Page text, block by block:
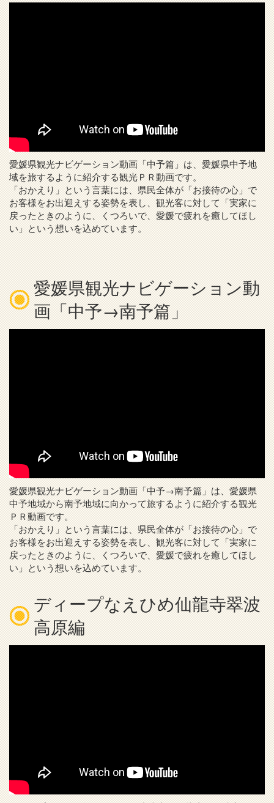
愛媛県観光ナビゲーション動画「中予篇」は、愛媛県中予地
域を旅するように紹介する観光ＰＲ動画です。
「おかえり」という言葉には、県民全体が「お接待の心」で
お客様をお出迎えする姿勢を表し、観光客に対して「実家に
戻ったときのように、くつろいで、愛媛で疲れを癒してほし
い」という想いを込めています。
愛媛県観光ナビゲーション動
画「中予→南予篇」
愛媛県観光ナビゲーション動画「中予→南予篇」は、愛媛県
中予地域から南予地域に向かって旅するように紹介する観光
ＰＲ動画です。
「おかえり」という言葉には、県民全体が「お接待の心」で
お客様をお出迎えする姿勢を表し、観光客に対して「実家に
戻ったときのように、くつろいで、愛媛で疲れを癒してほし
い」という想いを込めています。
ディープなえひめ仙龍寺翠波
高原編